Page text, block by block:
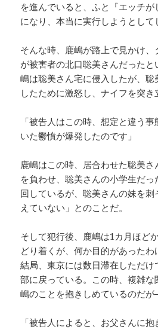
を進んでいると、ふと『エッチ
になり、本当に実行しようとして
そんな時、鹿嶋が路上で見かけ
が被害者の北口聡美さんだった
嶋は聡美さん宅に侵入したが、聡
したために激怒し、ナイフを突き
「被告人はこの時、想定と違う
いた鬱憤が爆発したのです」
鹿嶋はこの時、居合わせた聡美
を負わせ、聡美さんの小学生だ
回しているが、聡美さんの妹を
えていない」とのことだ。
そして犯行後、鹿嶋は1カ月ほど
どり着くが、何か目的があった
結局、東京には数日滞在しただ
部に戻っている。この時、複雑
嶋のことを抱きしめているのだが
「被告人によると、お父さんに